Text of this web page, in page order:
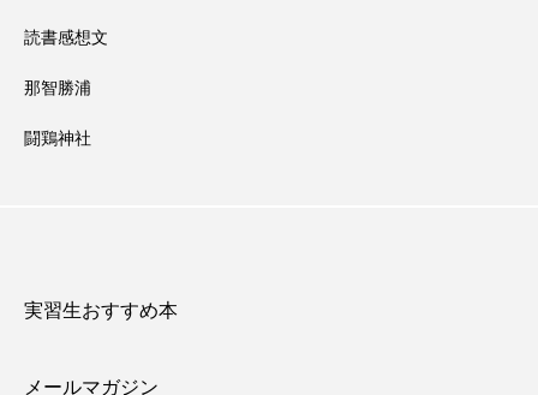
読書感想文
那智勝浦
闘鶏神社
実習生おすすめ本
メールマガジン